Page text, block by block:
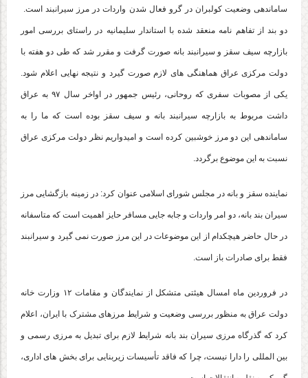
ساماندهی وضعیت کولبران در گرو فعال شدن واردات در مرز سیرانبند است.
دو بند از تفاهم نامه منعقد شده با استاندار سلیمانیه در راستای بررسی امور
بازارچه سیف سقز و سیرانبند بانه صورت گرفت و مقرر شد که طی دو هفته با
دولت مرکزی عراق هماهنگی های لازم صورت گیرد و نتیجه نهایی اعلام شود.
یکی از مصوبات سفری که روحانی، رئیس جمهور در اواخر سال ۹۷ به عراق
داشت مربوط به بازارچه سیرانبند بانه و سیف سقز بوده است که ما را به
ساماندهی این دو مرز خوشبین کرده است و امیدواریم نظر دولت مرکزی عراق
نسبت به این موضوع برگردد.
نماینده سقز و بانه در مجلس شورای اسلامی عنوان کرد: در زمینه بازگشایی مرز
سیران بند بانه، دو امر واردات و جابه جایی مسافر حایز اهمیت است که متاسفانه
در حال حاضر هیچکدام از این موضوعات در این مرز صورت نمی گیرد و سیرانبند
فقط برای صادرات باز است.
در فروردین ماه امسال هیئتی متشکل از نمایندگان و مقامات ۱۲ وزارت خانه
دولت عراق به منظور بررسی وضعیت و شرایط مرزهای مشترک با ایران، اعلام
کرد که گذرگاه مرزی سیران بند بانه شرایط لازم برای تبدیل به مرزی رسمی و
بین المللی را دارا نیست، چرا که فاقد تأسیسات زیربنایی برای بخش های اداری،